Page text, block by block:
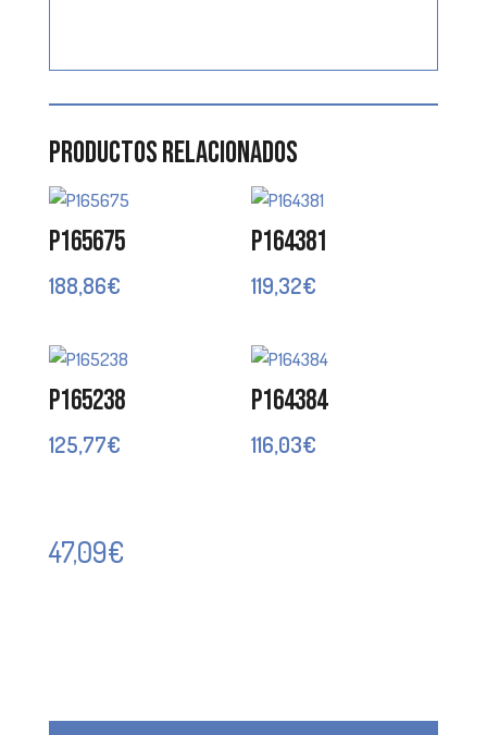
Productos relacionados
P165675
188,86€
P164381
119,32€
P165238
125,77€
P164384
116,03€
47,09€